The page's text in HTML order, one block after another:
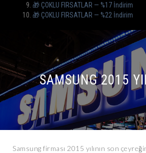
🎁 ÇOKLU FIRSATLAR — %17 İndirim
🎁 ÇOKLU FIRSATLAR — %22 İndirim
SAMSUNG 2015
Samsung firması 2015 yılının son